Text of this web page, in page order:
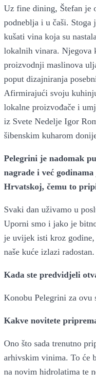
Uz fine dining, Štefan je
podneblja i u čaši. Stoga
kušati vina koja su
lokalnih vinara. Njegova
proizvodnji maslinova
poput dizajniranja
Afirmirajući svoju
lokalne proizvođače i
iz Svete Nedelje Igor
šibenskim kuharom
Pelegrini je nadomak
nagrade i već
Hrvatskoj, čemu to
Svaki dan uživamo u
Uporni smo i jako je
je uvijek isti kroz
naše kuće izlazi radostan.
Kada ste predvidjeli
Konobu Pelegrini za ovu
Kakve novitete
Ono što sada trenutno
arhivskim vinima. To će
na novim hidrolatima te